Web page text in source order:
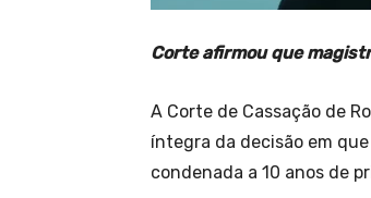
Corte afirmou que
A Corte de Cassação de
íntegra da decisão em
condenada a 10 anos de